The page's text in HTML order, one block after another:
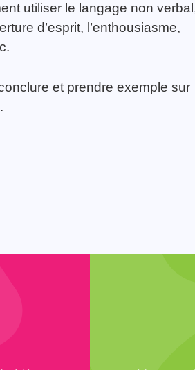
utiliser le langage non
d’esprit, l’enthousiasme,
et prendre exemple sur